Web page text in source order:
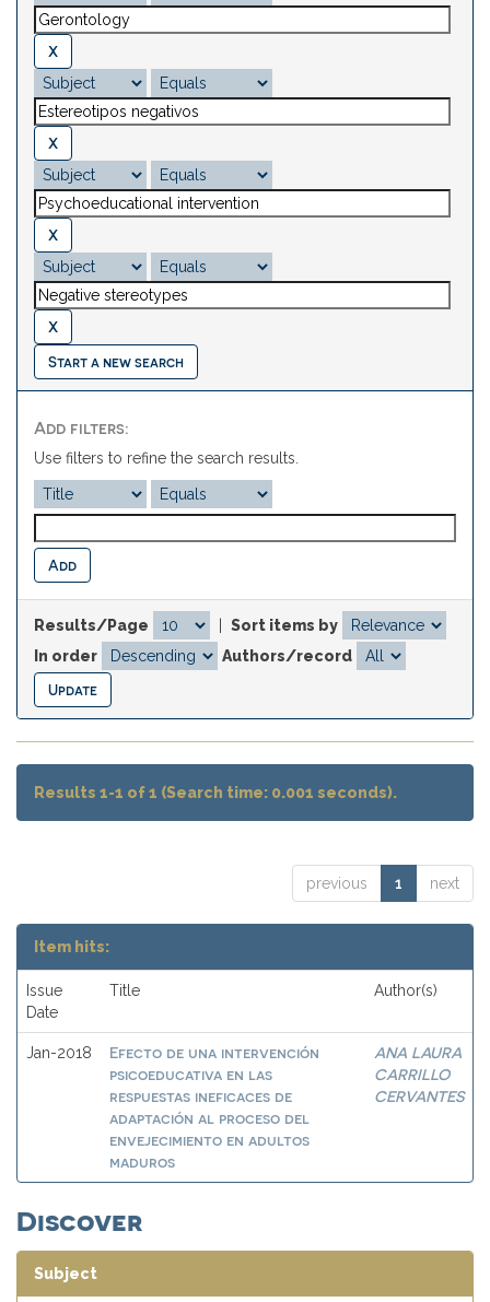
Start a new search
Add filters:
Use filters to refine the search results.
Results/Page
Sort items by
In order
Authors/record
Results 1-1 of 1 (Search time: 0.001 seconds).
previous 1 next
Item hits:
Issue
Date
Title Author(s)
Jan-2018
Efecto de una intervención
psicoeducativa en las
respuestas ineficaces de
adaptación al proceso del
envejecimiento en adultos
maduros
ANA LAURA
CARRILLO
CERVANTES
Discover
Subject